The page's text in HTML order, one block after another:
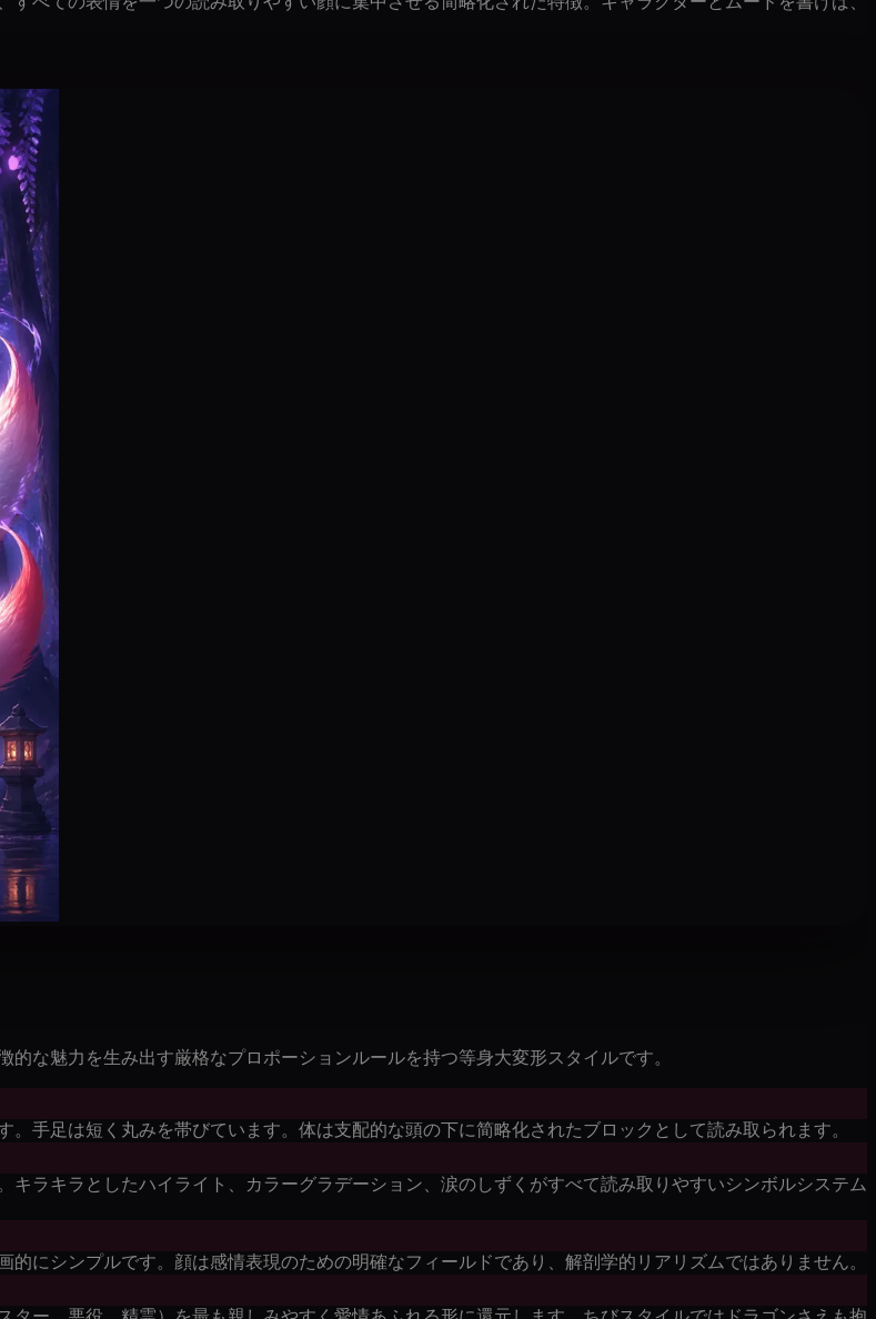
な魅力を生み出す厳格なプロポーションルールを持つ等身大変形スタイルです。
。手足は短く丸みを帯びています。体は支配的な頭の下に简略化されたブロックとして読み取られます。
ラキラとしたハイライト、カラーグラデーション、涙のしずくがすべて読み取りやすいシンボルシステム
にシンプルです。顔は感情表現のための明確なフィールドであり、解剖学的リアリズムではありません。